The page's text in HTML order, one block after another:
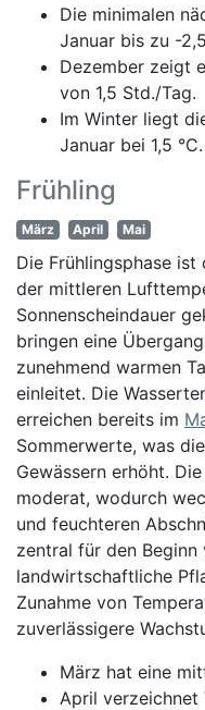
Die minimalen
Januar bis zu -
Dezember zeigt
von 1,5 Std./Tag.
Im Winter liegt
Januar bei 1,5 °C.
Frühling
März April Mai
Die Frühlingsphase
der mittleren
Sonnenscheindauer
bringen eine
zunehmend warmen
einleitet. Die
erreichen bereits im
Sommerwerte, was
Gewässern erhöht.
moderat, wodurch
und feuchteren
zentral für den
landwirtschaftliche
Zunahme von
zuverlässigere
März hat eine
April verzeichnet